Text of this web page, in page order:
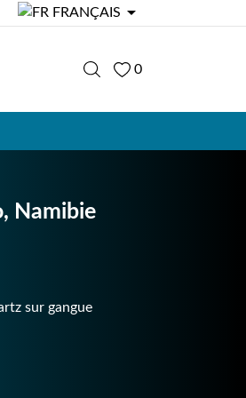
FRANÇAIS 
0
Namibie
sur gangue